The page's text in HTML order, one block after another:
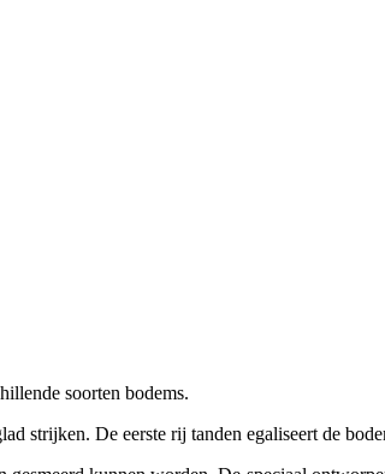
soorten bodems.
strijken. De eerste rij tanden egaliseert de